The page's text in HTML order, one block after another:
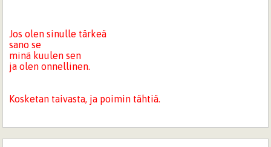
Jos olen sinulle tärkeä
sano se
minä kuulen sen
ja olen onnellinen.
Kosketan taivasta, ja poimin tähtiä.